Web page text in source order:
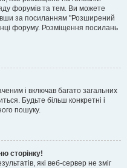
форумів та тем. Ви можете
за посиланням "Розширений
форуму. Розміщення посилань
і включав багато загальних
Будьте більш конкретні і
пошуку.
сторінку!
які веб-сервер не зміг